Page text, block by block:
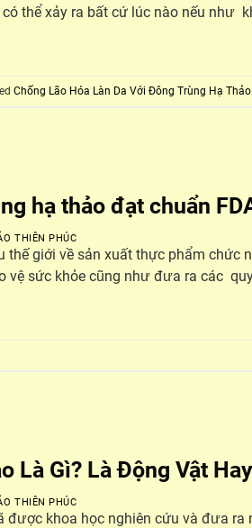
thể xảy ra bất cứ lúc nào nếu như
Chống Lão Hóa Làn Da Với Đông Trùng Hạ
hạ thảo đạt chuẩn
THIÊN PHÚC
thế giới về sản xuất thực phẩm
vệ sức khỏe cũng như đưa ra các
Là Gì? Là Động Vật
THIÊN PHÚC
được khoa học nghiên cứu và đưa